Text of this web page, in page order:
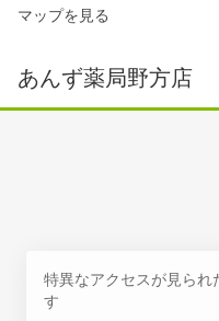
マップを見る
あんず薬局野方店
特異なアクセスが見られ
す